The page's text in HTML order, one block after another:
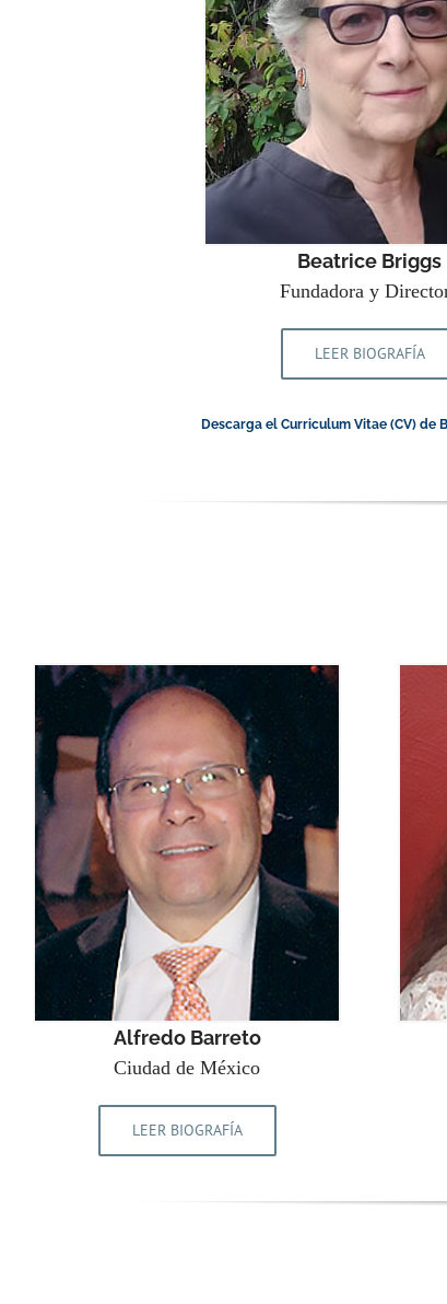
Beatrice Briggs
Fundadora y
LEER BIOGRAFÍA
Descarga el Curriculum Vitae (CV) de
Alfredo Barreto
Ciudad de México
LEER BIOGRAFÍA